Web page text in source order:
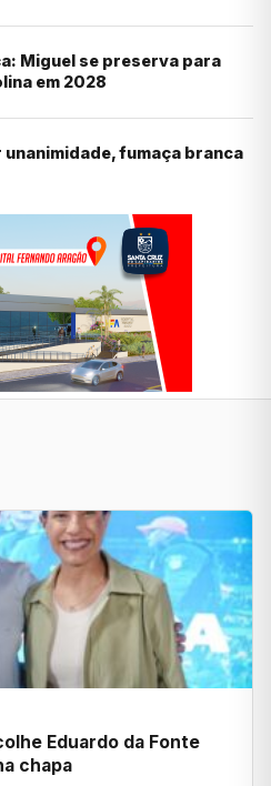
Miguel se preserva para
em 2028
unanimidade, fumaça branca
Eduardo da Fonte
chapa